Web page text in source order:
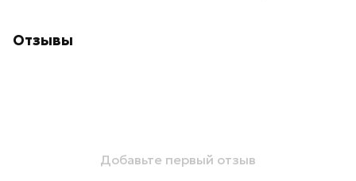
Отзывы
Добавьте первый отзыв